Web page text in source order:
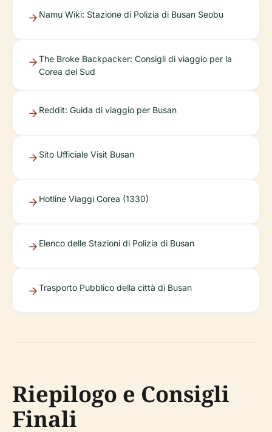
Namu Wiki: Stazione di Polizia di Busan Seobu
The Broke Backpacker: Consigli di viaggio per la
Corea del Sud
Reddit: Guida di viaggio per Busan
Sito Ufficiale Visit Busan
Hotline Viaggi Corea (1330)
Elenco delle Stazioni di Polizia di Busan
Trasporto Pubblico della città di Busan
Riepilogo e Consigli
Finali